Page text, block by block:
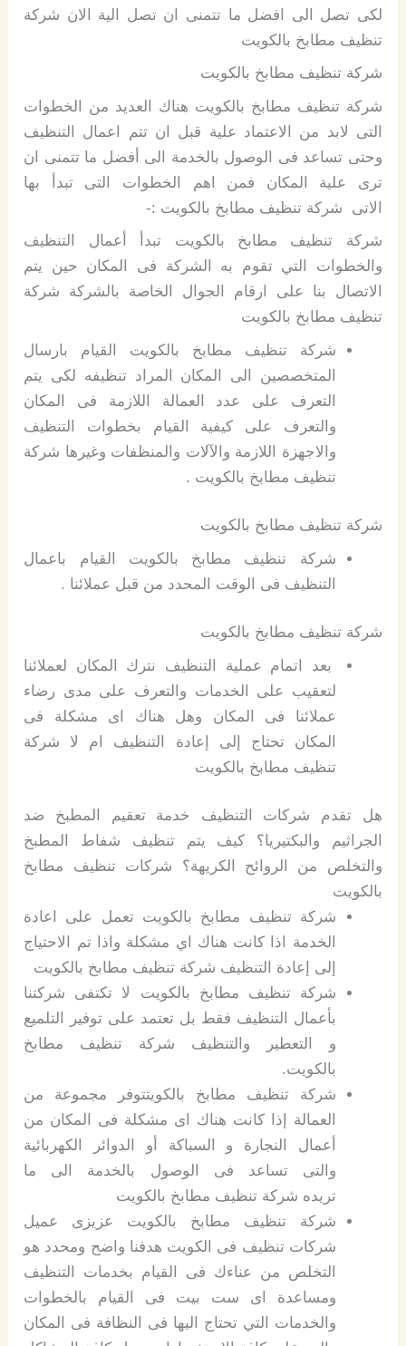
لكى تصل الى افضل ما تتمنى ان تصل الية الان شركة
تنظيف مطابخ بالكويت
شركة تنظيف مطابخ بالكويت
شركة تنظيف مطابخ بالكويت هناك العديد من الخطوات
التى لابد من الاعتماد علية قبل ان تتم اعمال التنظيف
وحتى تساعد فى الوصول بالخدمة الى أفضل ما تتمنى ان
ترى علية المكان فمن اهم الخطوات التى تبدأ بها
الاتى شركة تنظيف مطابخ بالكويت :-
شركة تنظيف مطابخ بالكويت تبدأ أعمال التنظيف
والخطوات التي تقوم به الشركة فى المكان حين يتم
الاتصال بنا على ارقام الجوال الخاصة بالشركة شركة
تنظيف مطابخ بالكويت
شركة تنظيف مطابخ بالكويت القيام بارسال
المتخصصين الى المكان المراد تنظيفه لكى يتم
التعرف على عدد العمالة اللازمة فى المكان
والتعرف على كيفية القيام بخطوات التنظيف
والاجهزة اللازمة والآلات والمنظفات وغيرها شركة
تنظيف مطابخ بالكويت .
شركة تنظيف مطابخ بالكويت
شركة تنظيف مطابخ بالكويت القيام باعمال
التنظيف فى الوقت المحدد من قبل عملائنا .
شركة تنظيف مطابخ بالكويت
بعد اتمام عملية التنظيف نترك المكان لعملائنا
لتعقيب على الخدمات والتعرف على مدى رضاء
عملائنا فى المكان وهل هناك اى مشكلة فى
المكان تحتاج إلى إعادة التنظيف ام لا شركة
تنظيف مطابخ بالكويت
هل تقدم شركات التنظيف خدمة تعقيم المطبخ ضد
الجراثيم والبكتيريا؟ كيف يتم تنظيف شفاط المطبخ
والتخلص من الروائح الكريهة؟ شركات تنظيف مطابخ
بالكويت
شركة تنظيف مطابخ بالكويت تعمل على اعادة
الخدمة اذا كانت هناك اي مشكلة واذا تم الاحتياج
إلى إعادة التنظيف شركة تنظيف مطابخ بالكويت
شركة تنظيف مطابخ بالكويت لا تكتفى شركتنا
بأعمال التنظيف فقط بل تعتمد على توفير التلميع
و التعطير والتنظيف شركة تنظيف مطابخ
بالكويت.
شركة تنظيف مطابخ بالكويتتوفر مجموعة من
العمالة إذا كانت هناك اى مشكلة فى المكان من
أعمال النجارة و السباكة أو الدوائر الكهربائية
والتى تساعد فى الوصول بالخدمة الى ما
تريده شركة تنظيف مطابخ بالكويت
شركة تنظيف مطابخ بالكويت عزيزى عميل
شركات تنظيف فى الكويت هدفنا واضح ومحدد هو
التخلص من عناءك فى القيام بخدمات التنظيف
ومساعدة اى ست بيت فى القيام بالخطوات
والخدمات التي تحتاج اليها فى النظافة فى المكان